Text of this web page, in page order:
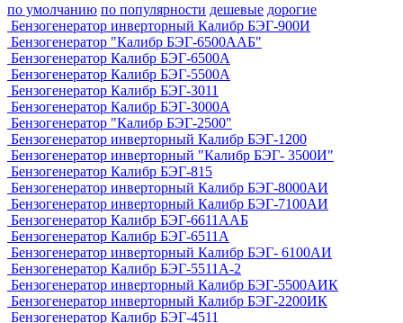
по умолчанию по популярности дешевые дорогие
Бензогенератор инверторный Калибр БЭГ-900И
Бензогенератор "Калибр БЭГ-6500ААБ"
Бензогенератор Калибр БЭГ-6500А
Бензогенератор Калибр БЭГ-5500А
Бензогенератор Калибр БЭГ-3011
Бензогенератор Калибр БЭГ-3000А
Бензогенератор "Калибр БЭГ-2500"
Бензогенератор инверторный Калибр БЭГ-1200
Бензогенератор инверторный "Калибр БЭГ- 3500И"
Бензогенератор Калибр БЭГ-815
Бензогенератор инверторный Калибр БЭГ-8000АИ
Бензогенератор инверторный Калибр БЭГ-7100АИ
Бензогенератор Калибр БЭГ-6611ААБ
Бензогенератор Калибр БЭГ-6511А
Бензогенератор инверторный Калибр БЭГ- 6100АИ
Бензогенератор Калибр БЭГ-5511А-2
Бензогенератор инверторный Калибр БЭГ-5500АИК
Бензогенератор инверторный Калибр БЭГ-2200ИК
Бензогенератор Калибр БЭГ-4511